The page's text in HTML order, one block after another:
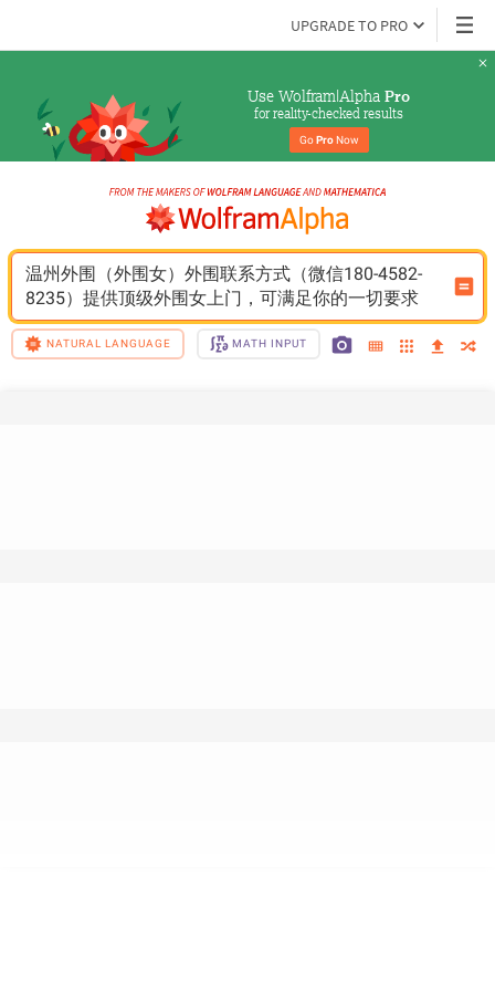
UPGRADE TO PRO
Use Wolfram|Alpha Pro
for reality-checked results
Go Pro Now
温州外围（外围女）外围联系方式（微信180-4582-
8235）提供顶级外围女上门，可满足你的一切要求
NATURAL LANGUAGE MATH INPUT